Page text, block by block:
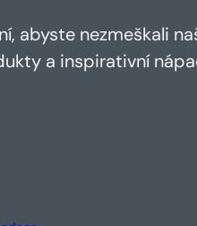
abyste nezmeškali
a inspirativní